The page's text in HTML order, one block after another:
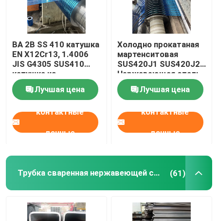
BA 2B SS 410 катушка
EN X12Cr13, 1.4006
JIS G4305 SUS410
катушка из
нержавеющей стали
0,3-3 ммЛучшая цена
контактные
данные
Холодно прокатаная
мартенситовая
SUS420J1 SUS420J2
Нержавеющая сталь
катушка 0,3-3 мм
Лучшая цена
контактные
данные
Трубка сваренная нержавеющей сталью (61)